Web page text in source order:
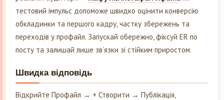
тестовий імпульс допоможе швидко оцінити конверсію
обкладинки та першого кадру, частку збережень та
переходів у профайл. Запускай обережно, фіксуй ER по
посту та залишай лише зв’язки зі стійким приростом.
Швидка відповідь
Відкрийте Профайл → + Створити → Публікація,